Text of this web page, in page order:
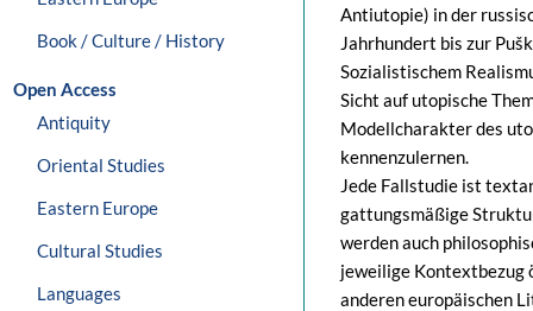
Book / Culture / History
Open Access
Antiquity
Oriental Studies
Eastern Europe
Cultural Studies
Languages
Antiutopie) in der
Jahrhundert bis zur
Sozialistischem
Sicht auf utopische
Modellcharakter des
kennenzulernen.
Jede Fallstudie ist
gattungsmäßige
werden auch
jeweilige Kontextbezug
anderen europäischen